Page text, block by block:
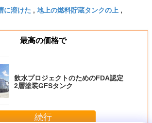
に溶けた , 地上の燃料貯蔵タンクの上 ,
最高の価格で
飲水プロジェクトのためのFDA認定
2層塗装GFSタンク
続行